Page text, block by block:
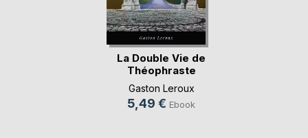
La Double Vie de
Théophraste
Longuet
Gaston Leroux
5,49 € Ebook